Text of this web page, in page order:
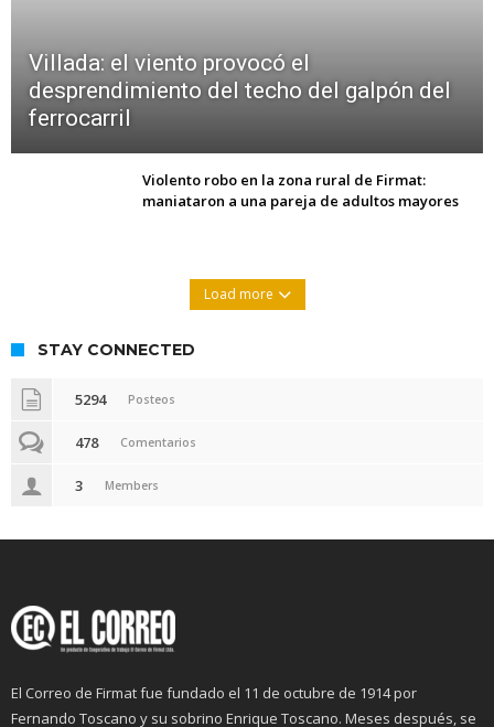
Villada: el viento provocó el
desprendimiento del techo del galpón del
ferrocarril
Violento robo en la zona rural de Firmat:
maniataron a una pareja de adultos mayores
Load more
STAY CONNECTED
5294 Posteos
478 Comentarios
3 Members
El Correo de Firmat fue fundado el 11 de octubre de 1914 por
Fernando Toscano y su sobrino Enrique Toscano. Meses después, se